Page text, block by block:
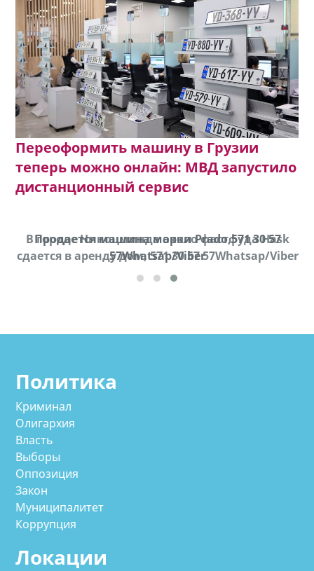
Переоформить машину в Грузии
теперь можно онлайн: МВД запустило
дистанционный сервис
В городе Ниноцминда около фастфуда Hask
cдается в аренду дом, 571 30 57 57Whatsap/Viber
Продается машина марки Prado,571 30 57
57Whatsap/Viber
Политика
Криминал
Олигархия
Власть
Выборы
Оппозиция
Закон
Муниципалитет
Коррупция
Локации